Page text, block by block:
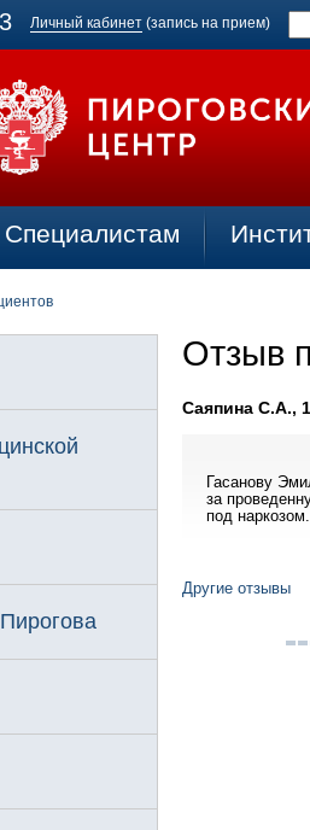
Личный кабинет (запись на прием)
Специалистам
Отзыв
Саяпина С.А.,
Гасанову
за
под
Другие отзывы